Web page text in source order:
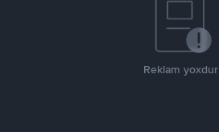
Reklam yoxdur